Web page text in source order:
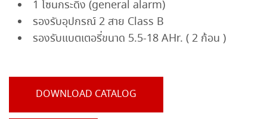
1 โซนกระดิ่ง (general alarm)
รองรับอุปกรณ์ 2 สาย Class B
รองรับแบตเตอรี่ขนาด 5.5-18 AHr. ( 2 ก้อน )
DOWNLOAD CATALOG